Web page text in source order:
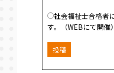
社会福祉士合格者
す。（WEBにて開催）
投稿